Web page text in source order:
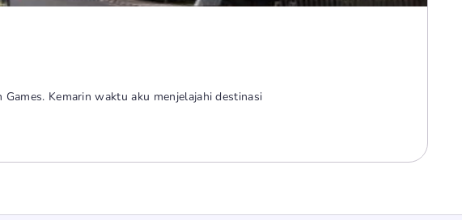
Kemarin waktu aku menjelajahi destinasi